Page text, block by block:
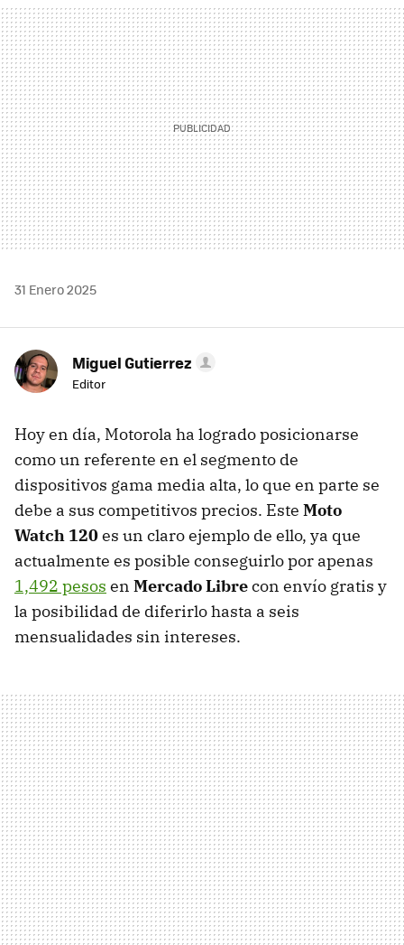
MAIL
31 Enero 2025
Miguel Gutierrez
Editor
Hoy en día, Motorola ha logrado posicionarse
como un referente en el segmento de
dispositivos gama media alta, lo que en parte se
debe a sus competitivos precios. Este Moto
Watch 120es un claro ejemplo de ello, ya que
actualmente es posible conseguirlo por apenas
1,492 pesos en Mercado Librecon envío gratis y
la posibilidad de diferirlo hasta a seis
mensualidades sin intereses.